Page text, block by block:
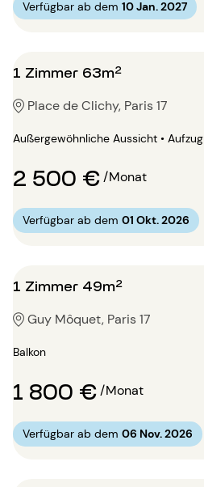
Verfügbar ab dem 10 Jan. 2027
1 Zimmer 63m²
Place de Clichy, Paris 17
Außergewöhnliche Aussicht • Aufzug
2 500 €/Monat
Verfügbar ab dem 01 Okt. 2026
1 Zimmer 49m²
Guy Môquet, Paris 17
Balkon
1 800 €/Monat
Verfügbar ab dem 06 Nov. 2026